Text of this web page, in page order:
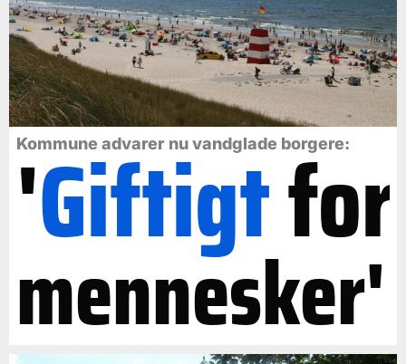
Kommune advarer nu vandglade borgere:
'Giftigtfor
mennesker'